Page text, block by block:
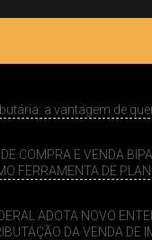
a vantagem de
COMPRA E VENDA
FERRAMENTA DE
ADOTA NOVO
DA VENDA DE